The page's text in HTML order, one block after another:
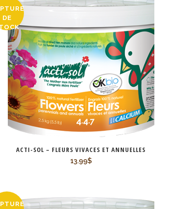
DE
ACTI-SOL – FLEURS VIVACES ET ANNUELLES
13.99$